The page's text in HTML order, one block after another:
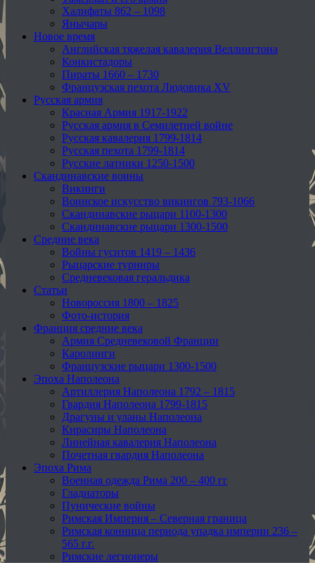
Халифаты 862 – 1098
Янычары
Новое время
Английская тяжелая кавалерия Веллингтона
Конкистадоры
Пираты 1660 – 1730
Французская пехота Людовика XV
Русская армия
Красная Армия 1917-1922
Русская армия в Семилетней войне
Русская кавалерия 1799-1814
Русская пехота 1799-1814
Русские латники 1250-1500
Скандинавские воины
Викинги
Воинское искусство викингов 793-1066
Скандинавские рыцари 1100-1300
Скандинавские рыцари 1300-1500
Средние века
Войны гуситов 1419 – 1436
Рыцарские турниры
Средневековая геральдика
Статьи
Новороссия 1800 – 1825
Фото-история
Франция средние века
Армия Средневековой Франции
Каролинги
Французские рыцари 1300-1500
Эпоха Наполеона
Артиллерия Наполеона 1792 – 1815
Гвардия Наполеона 1799-1815
Драгуны и уланы Наполеона
Кирасиры Наполеона
Линейная кавалерия Наполеона
Почетная гвардия Наполеона
Эпоха Рима
Военная одежда Рима 200 – 400 гг
Гладиаторы
Пунические войны
Римская Империя – Северная граница
Римская конница периода упадка империи 236 –
565 г.г.
Римские легионеры